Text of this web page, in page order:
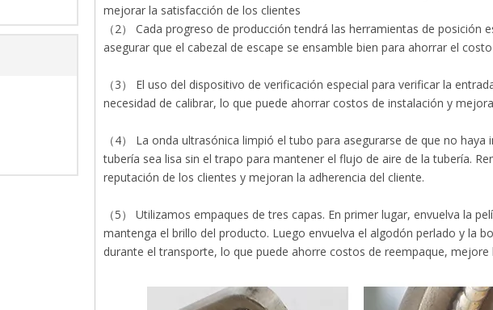
mejorar la satisfacción de los clientes
（2） Cada progreso de producción tendrá las herramientas de
asegurar que el cabezal de escape se ensamble bien para ahorrar el
（3） El uso del dispositivo de verificación especial para verificar la
necesidad de calibrar, lo que puede ahorrar costos de instalación y
（4） La onda ultrasónica limpió el tubo para asegurarse de que no
tubería sea lisa sin el trapo para mantener el flujo de aire de la tubería.
reputación de los clientes y mejoran la adherencia del cliente.
（5） Utilizamos empaques de tres capas. En primer lugar, envuelva la
mantenga el brillo del producto. Luego envuelva el algodón perlado y la
durante el transporte, lo que puede ahorre costos de reempaque,